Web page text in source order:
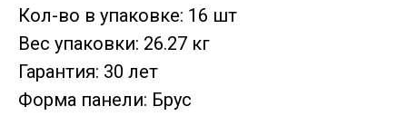
Кол-во в упаковке: 16 шт
Вес упаковки: 26.27 кг
Гарантия: 30 лет
Форма панели: Брус